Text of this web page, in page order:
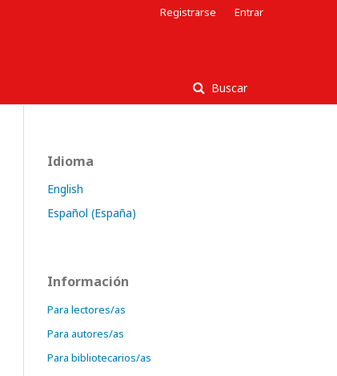
Buscar
Registrarse Entrar
Idioma
English
Español (España)
Información
Para lectores/as
Para autores/as
Para bibliotecarios/as